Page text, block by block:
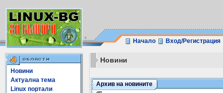
Начало Вход/Регистрация
Новини
Актуална тема
Linux портали
Новини
Архив на новините